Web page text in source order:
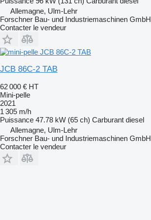
Allemagne, Ulm-Lehr
Forschner Bau- und Industriemaschinen GmbH
Contacter le vendeur
JCB 86C-2 TAB
62 000 € HT
Mini-pelle
2021
1 305 m/h
Puissance 47.78 kW (65 ch) Carburant diesel
Allemagne, Ulm-Lehr
Forschner Bau- und Industriemaschinen GmbH
Contacter le vendeur